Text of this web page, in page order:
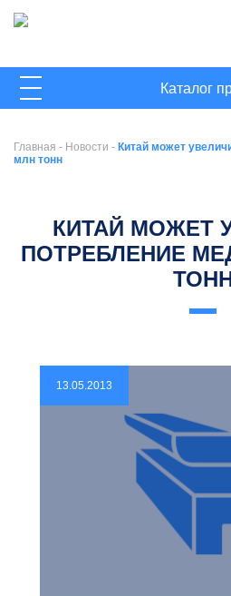
Каталог
Главная - Новости - Китай может
млн тонн
КИТАЙ МОЖЕТ
ПОТРЕБЛЕНИЕ
13.05.2013